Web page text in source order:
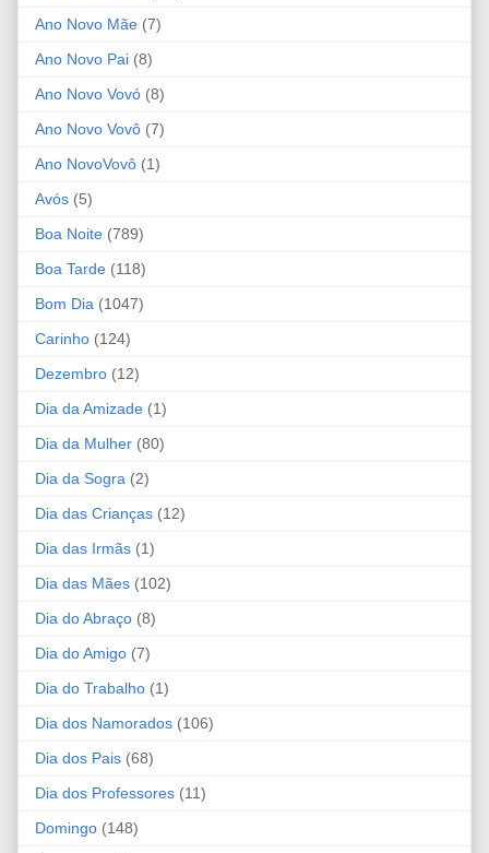
Ano Novo Mãe (7)
Ano Novo Pai (8)
Ano Novo Vovó (8)
Ano Novo Vovô (7)
Ano NovoVovô (1)
Avós (5)
Boa Noite (789)
Boa Tarde (118)
Bom Dia (1047)
Carinho (124)
Dezembro (12)
Dia da Amizade (1)
Dia da Mulher (80)
Dia da Sogra (2)
Dia das Crianças (12)
Dia das Irmãs (1)
Dia das Mães (102)
Dia do Abraço (8)
Dia do Amigo (7)
Dia do Trabalho (1)
Dia dos Namorados (106)
Dia dos Pais (68)
Dia dos Professores (11)
Domingo (148)